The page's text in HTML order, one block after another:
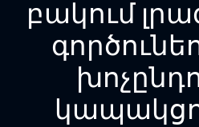
բակում